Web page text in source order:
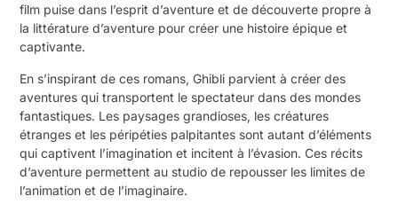
film puise dans l’esprit d’aventure et de découverte propre à
la littérature d’aventure pour créer une histoire épique et
captivante.
En s’inspirant de ces romans, Ghibli parvient à créer des
aventures qui transportent le spectateur dans des mondes
fantastiques. Les paysages grandioses, les créatures
étranges et les péripéties palpitantes sont autant d’éléments
qui captivent l’imagination et incitent à l’évasion. Ces récits
d’aventure permettent au studio de repousser les limites de
l’animation et de l’imaginaire.